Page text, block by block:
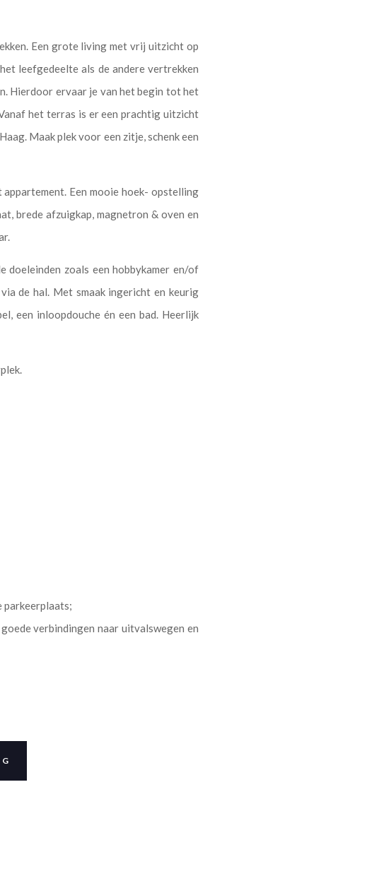
Een grote living met vrij uitzicht op
leefgedeelte als de andere vertrekken
Hierdoor ervaar je van het begin tot het
het terras is er een prachtig uitzicht
Maak plek voor een zitje, schenk een
Een mooie hoek- opstelling
brede afzuigkap, magnetron & oven en
doeleinden zoals een hobbykamer en/of
de hal. Met smaak ingericht en keurig
een inloopdouche én een bad. Heerlijk
parkeerplaats;
verbindingen naar uitvalswegen en